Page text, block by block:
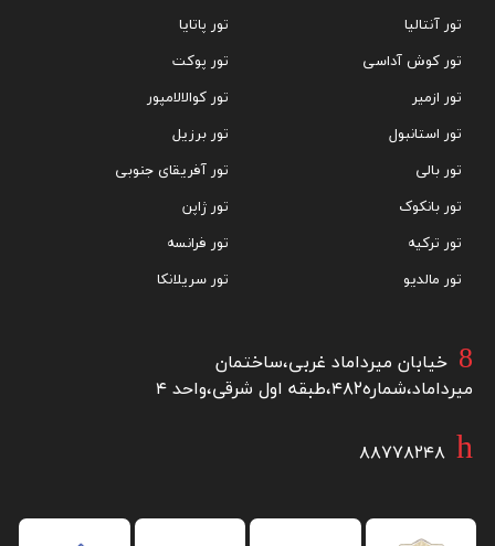
تور آنتالیا
تور کوش آداسی
تور ازمیر
تور استانبول
تور بالی
تور بانکوک
تور ترکیه
تور مالدیو
تور پاتایا
تور پوکت
تور کوالالامپور
تور برزیل
تور آفریقای جنوبی
تور ژاپن
تور فرانسه
تور سریلانکا
خیابان میرداماد غربی،ساختمان
میرداماد،شماره۴۸۲،طبقه اول شرقی،واحد ۴